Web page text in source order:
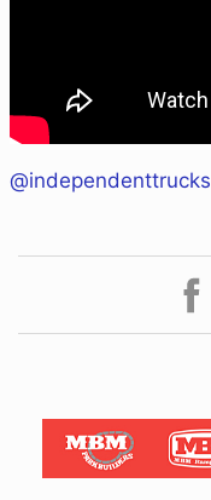
@independenttrucks